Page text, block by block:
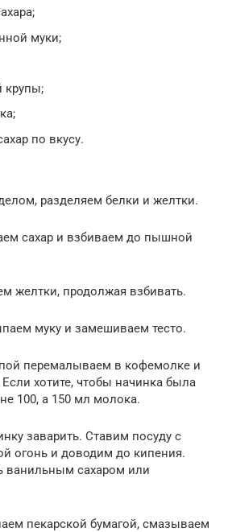
муки;
крупы;
по вкусу.
разделяем белки и желтки.
сахар и взбиваем до пышной
желтки, продолжая взбивать.
муку и замешиваем тесто.
перемалываем в кофемолке и
хотите, чтобы начинка была
100, а 150 мл молока.
заварить. Ставим посуду с
огонь и доводим до кипения.
ванильным сахаром или
пекарской бумагой, смазываем